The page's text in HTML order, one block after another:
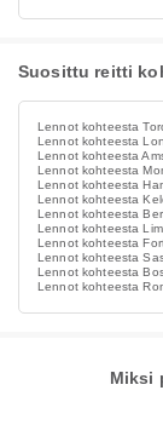
Suosittu reitti
Lennot kohteesta
Lennot kohteesta
Lennot kohteesta
Lennot kohteesta
Lennot kohteesta
Lennot kohteesta
Lennot kohteesta
Lennot kohteesta
Lennot kohteesta
Lennot kohteesta
Lennot kohteesta
Lennot kohteesta
Miksi